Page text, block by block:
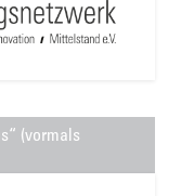
(vormals